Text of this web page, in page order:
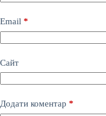
Email *
Сайт
Додати коментар *